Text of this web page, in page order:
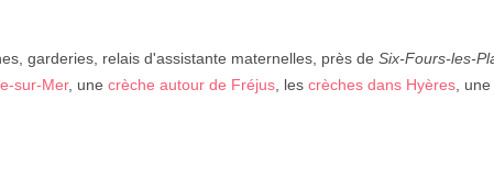
garderies, relais d'assistante maternelles, près de Six-Fours-les-
sur-Mer, une crèche autour de Fréjus , les crèches dans Hyères , une